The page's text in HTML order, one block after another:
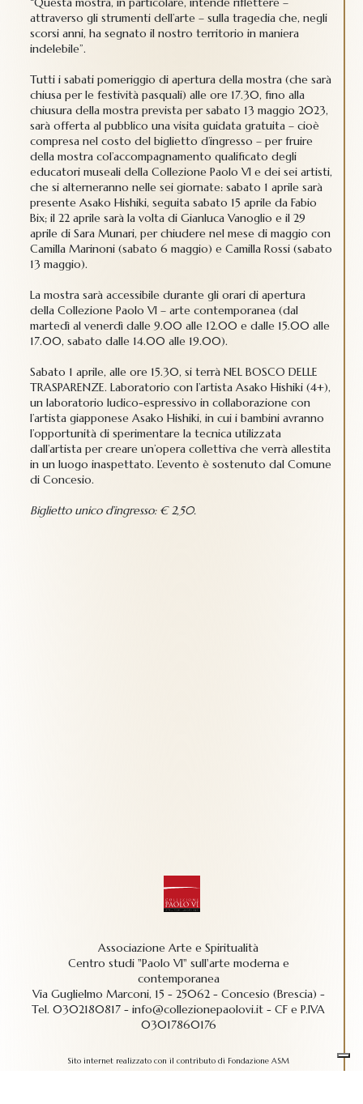
attraverso gli strumenti dell’arte – sulla tragedia che, negli
scorsi anni, ha segnato il nostro territorio in maniera
indelebile”.
Tutti i sabati pomeriggio di apertura della mostra (che sarà
chiusa per le festività pasquali) alle ore 17.30, fino alla
chiusura della mostra prevista per sabato 13 maggio 2023,
sarà offerta al pubblico una visita guidata gratuita – cioè
compresa nel costo del biglietto d’ingresso – per fruire
della mostra col’accompagnamento qualificato degli
educatori museali della Collezione Paolo VI e dei sei artisti,
che si alterneranno nelle sei giornate: sabato 1 aprile sarà
presente Asako Hishiki, seguita sabato 15 aprile da Fabio
Bix; il 22 aprile sarà la volta di Gianluca Vanoglio e il 29
aprile di Sara Munari, per chiudere nel mese di maggio con
Camilla Marinoni (sabato 6 maggio) e Camilla Rossi (sabato
13 maggio).
La mostra sarà accessibile durante gli orari di apertura
della Collezione Paolo VI – arte contemporanea (dal
martedì al venerdì dalle 9.00 alle 12.00 e dalle 15.00 alle
17.00, sabato dalle 14.00 alle 19.00).
Sabato 1 aprile, alle ore 15.30, si terrà NEL BOSCO DELLE
TRASPARENZE. Laboratorio con l’artista Asako Hishiki (4+),
un laboratorio ludico-espressivo in collaborazione con
l’artista giapponese Asako Hishiki, in cui i bambini avranno
l’opportunità di sperimentare la tecnica utilizzata
dall’artista per creare un’opera collettiva che verrà allestita
in un luogo inaspettato. L’evento è sostenuto dal Comune
di Concesio.
Biglietto unico d’ingresso: € 2,50.
Associazione Arte e Spiritualità
Centro studi "Paolo VI" sull'arte moderna e
contemporanea
Via Guglielmo Marconi, 15 - 25062 - Concesio (Brescia) -
Tel.0302180817 -info@collezionepaolovi.it - CF e P.IVA
03017860176
Sito internet realizzato con il contributo di Fondazione ASM